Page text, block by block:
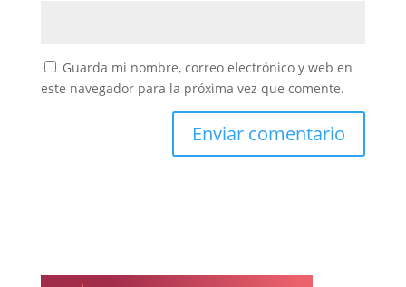
Guarda mi nombre, correo electrónico y web en
este navegador para la próxima vez que comente.